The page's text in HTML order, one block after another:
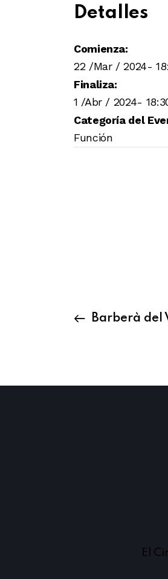
Detalles
Comienza:
22 /Mar / 2024-
Finaliza:
1 /Abr / 2024-
Categoría del
Función
Barberà del
El